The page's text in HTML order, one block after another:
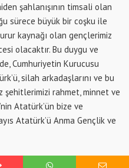
şahlanışının timsali olan
sürece büyük bir coşku ile
kaynağı olan gençlerimiz
olacaktır. Bu duygu ve
Cumhuriyetin Kurucusu
silah arkadaşlarını ve bu
şehitlerimizi rahmet, minnet ve
Atatürk’ün bize ve
Atatürk’ü Anma Gençlik ve